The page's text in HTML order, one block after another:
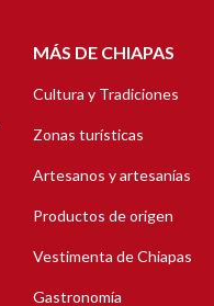
MÁS DE CHIAPAS
Cultura y Tradiciones
Zonas turísticas
Artesanos y artesanías
Productos de origen
Vestimenta de Chiapas
Gastronomía